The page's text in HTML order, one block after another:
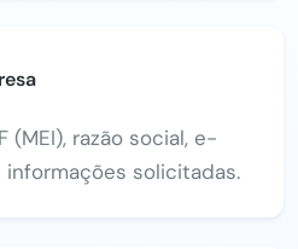
(MEI), razão social, e-
informações solicitadas.